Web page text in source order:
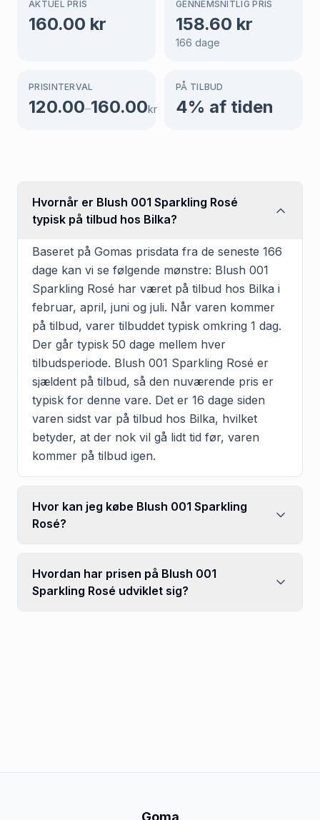
AKTUEL PRIS
160.00 kr
GENNEMSNITLIG PRIS
158.60 kr
166 dage
PRISINTERVAL
120.00–160.00kr
PÅ TILBUD
4% af tiden
Hvornår er Blush 001 Sparkling Rosé
typisk på tilbud hos Bilka?
Baseret på Gomas prisdata fra de seneste 166
dage kan vi se følgende mønstre: Blush 001
Sparkling Rosé har været på tilbud hos Bilka i
februar, april, juni og juli. Når varen kommer
på tilbud, varer tilbuddet typisk omkring 1 dag.
Der går typisk 50 dage mellem hver
tilbudsperiode. Blush 001 Sparkling Rosé er
sjældent på tilbud, så den nuværende pris er
typisk for denne vare. Det er 16 dage siden
varen sidst var på tilbud hos Bilka, hvilket
betyder, at der nok vil gå lidt tid før, varen
kommer på tilbud igen.
Hvor kan jeg købe Blush 001 Sparkling
Rosé?
Hvordan har prisen på Blush 001
Sparkling Rosé udviklet sig?
Goma